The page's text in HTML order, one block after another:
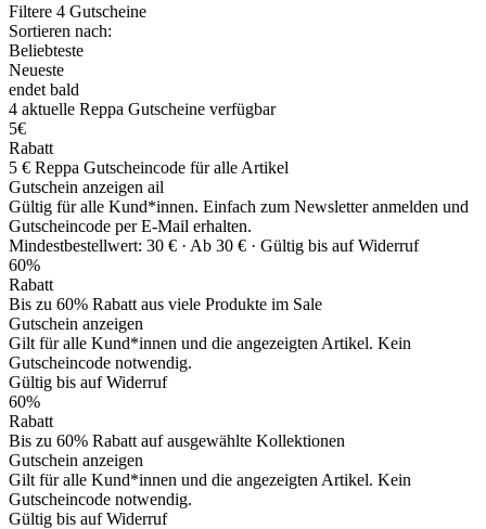
Filtere 4 Gutscheine
Sortieren nach:
Beliebteste
Neueste
endet bald
4 aktuelle Reppa Gutscheine verfügbar
5€
Rabatt
5 € Reppa Gutscheincode für alle Artikel
Gutschein anzeigen ail
Gültig für alle Kund*innen. Einfach zum Newsletter anmelden und
Gutscheincode per E-Mail erhalten.
Mindestbestellwert: 30 € · Ab 30 € · Gültig bis auf Widerruf
60%
Rabatt
Bis zu 60% Rabatt aus viele Produkte im Sale
Gutschein anzeigen
Gilt für alle Kund*innen und die angezeigten Artikel. Kein
Gutscheincode notwendig.
Gültig bis auf Widerruf
60%
Rabatt
Bis zu 60% Rabatt auf ausgewählte Kollektionen
Gutschein anzeigen
Gilt für alle Kund*innen und die angezeigten Artikel. Kein
Gutscheincode notwendig.
Gültig bis auf Widerruf